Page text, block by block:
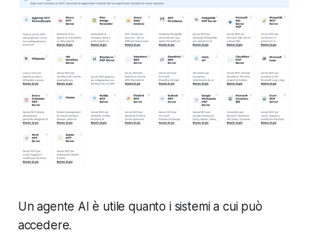
Un agente AI è utile quanto i sistemi a cui può
accedere.